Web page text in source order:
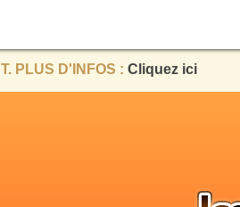
PLUS D'INFOS : Cliquez ici